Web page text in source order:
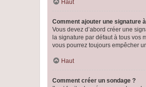
Haut
Comment ajouter une signature
Vous devez d’abord créer une
la signature par défaut à tous vos
vous pourrez toujours empêcher
Haut
Comment créer un sondage ?